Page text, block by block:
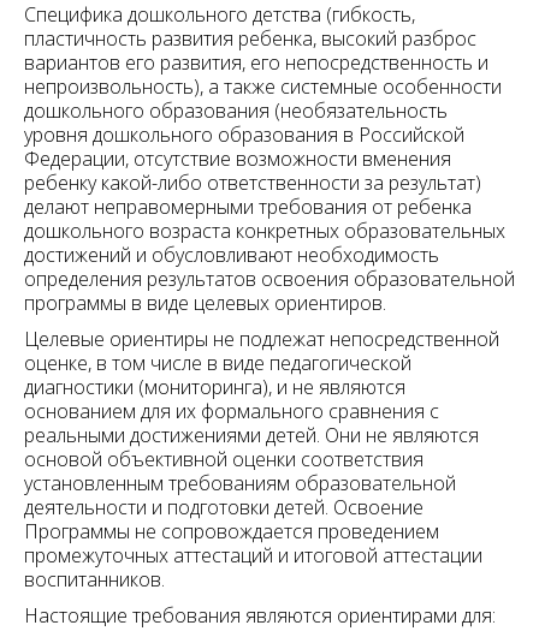
Специфика дошкольного детства (гибкость,
пластичность развития ребенка, высокий разброс
вариантов его развития, его непосредственность и
непроизвольность), а также системные особенности
дошкольного образования (необязательность
уровня дошкольного образования в Российской
Федерации, отсутствие возможности вменения
ребенку какой-либо ответственности за результат)
делают неправомерными требования от ребенка
дошкольного возраста конкретных образовательных
достижений и обусловливают необходимость
определения результатов освоения образовательной
программы в виде целевых ориентиров.
Целевые ориентиры не подлежат непосредственной
оценке, в том числе в виде педагогической
диагностики (мониторинга), и не являются
основанием для их формального сравнения с
реальными достижениями детей. Они не являются
основой объективной оценки соответствия
установленным требованиям образовательной
деятельности и подготовки детей. Освоение
Программы не сопровождается проведением
промежуточных аттестаций и итоговой аттестации
воспитанников.
Настоящие требования являются ориентирами для: